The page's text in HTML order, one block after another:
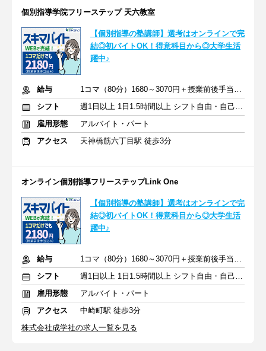
個別指導学院フリーステップ 天六教室
【個別指導の塾講師】選考はオンラインで完
結◎初バイトOK！得意科目から◎大学生活
躍中♪
給与
1コマ（80分）1680～3070円＋授業前後手当500円＋交通費全額支給
シフト
週1日以上 1日1.5時間以上 シフト自由・自己申告
雇用形態
アルバイト・パート
アクセス
天神橋筋六丁目駅 徒歩3分
オンライン個別指導フリーステップLink One
【個別指導の塾講師】選考はオンラインで完
結◎初バイトOK！得意科目から◎大学生活
躍中♪
給与
1コマ（80分）1680～3070円＋授業前後手当500円＋交通費全額支給
シフト
週1日以上 1日1.5時間以上 シフト自由・自己申告
雇用形態
アルバイト・パート
アクセス
中崎町駅 徒歩3分
株式会社成学社の求人一覧を見る